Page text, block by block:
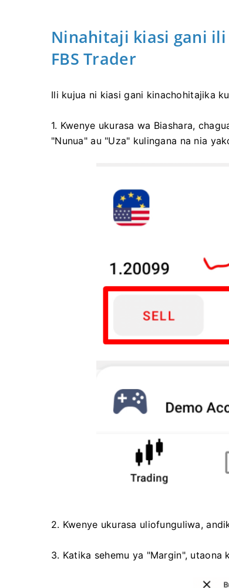
Ninahitaji kiasi gani
FBS Trader
Ili kujua ni kiasi gani kinachohitajika
1. Kwenye ukurasa wa Biashara,
"Nunua" au "Uza" kulingana na nia
2. Kwenye ukurasa uliofunguliwa,
3. Katika sehemu ya "Margin",